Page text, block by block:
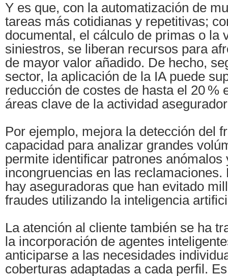
Y es que, con la automatización de
tareas más cotidianas y repetitivas;
documental, el cálculo de primas o la
siniestros, se liberan recursos para
de mayor valor añadido. De hecho,
sector, la aplicación de la IA puede
reducción de costes de hasta el 20 %
áreas clave de la actividad
Por ejemplo, mejora la detección del
capacidad para analizar grandes
permite identificar patrones anómalos
incongruencias en las reclamaciones.
hay aseguradoras que han evitado
fraudes utilizando la inteligencia
La atención al cliente también se ha
la incorporación de agentes
anticiparse a las necesidades
coberturas adaptadas a cada perfil.